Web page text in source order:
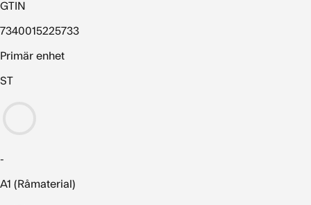
GTIN
7340015225733
Primär enhet
ST
-
A1 (Råmaterial)